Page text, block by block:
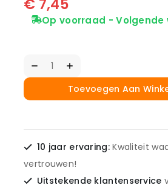
€ 7,45
Op voorraad -
Toevoegen Aan
10 jaar ervaring:Kwaliteit
vertrouwen!
Uitstekende klantenservice